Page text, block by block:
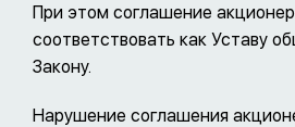
При этом соглашение
соответствовать как Уставу
Закону.
Нарушение соглашения